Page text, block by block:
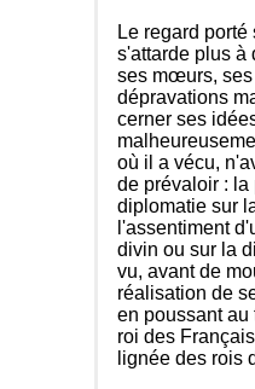
Le regard
s'attarde plus à
ses mœurs,
dépravations
cerner ses
où il a vécu,
de prévaloir : la
diplomatie sur
l'assentiment
divin ou sur la
vu, avant de
réalisation de
en poussant
roi des
lignée des rois